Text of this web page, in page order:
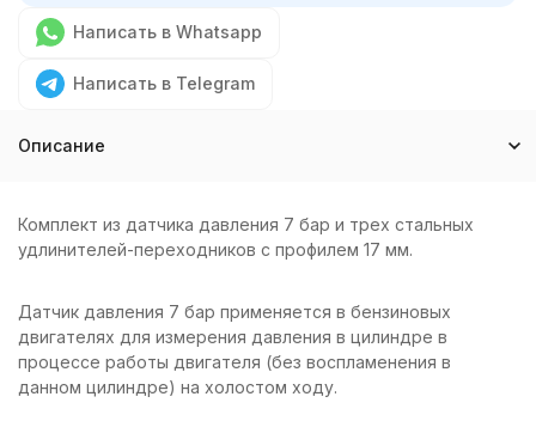
Написать в Whatsapp
Написать в Telegram
Описание
Комплект из датчика давления 7 бар и трех стальных
удлинителей-переходников с профилем 17 мм.
Датчик давления 7 бар применяется в бензиновых
двигателях для измерения давления в цилиндре в
процессе работы двигателя (без воспламенения в
данном цилиндре) на холостом ходу.